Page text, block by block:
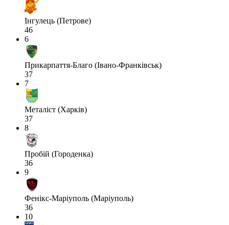
Інгулець (Петрове)
46
6
Прикарпаття-Благо (Івано-Франківськ)
37
7
Металіст (Харків)
37
8
Пробій (Городенка)
36
9
Фенікс-Маріуполь (Маріуполь)
36
10